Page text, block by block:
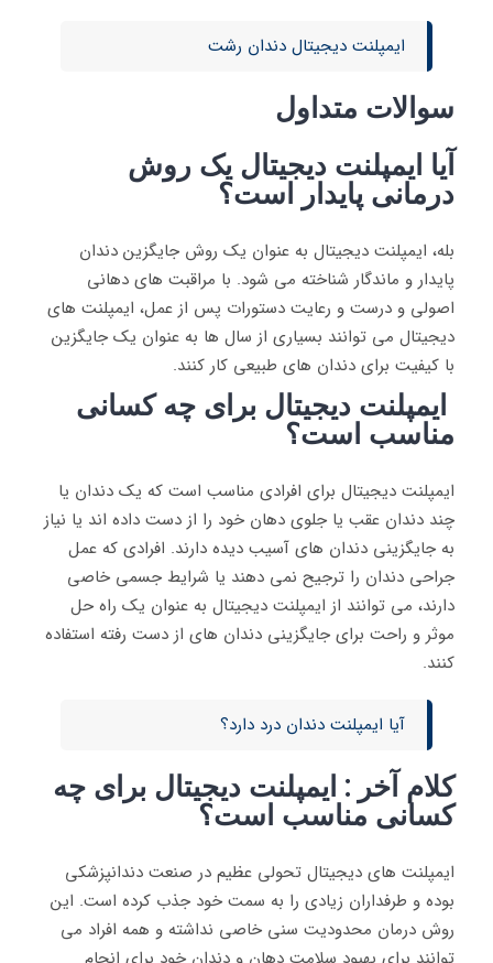
ایمپلنت دیجیتال دندان رشت
سوالات متداول
آیا ایمپلنت دیجیتال یک روش
درمانی پایدار است؟
بله، ایمپلنت دیجیتال به عنوان یک روش جایگزین دندان
پایدار و ماندگار شناخته می‌ شود. با مراقبت‌ های دهانی
اصولی و درست و رعایت دستورات پس از عمل، ایمپلنت‌ های
دیجیتال می‌ توانند بسیاری از سال‌ ها به عنوان یک جایگزین
با کیفیت برای دندان‌ های طبیعی کار کنند.
ایمپلنت دیجیتال برای چه کسانی
مناسب است؟
ایمپلنت دیجیتال برای افرادی مناسب است که یک دندان یا
چند دندان عقب یا جلوی دهان خود را از دست داده اند یا نیاز
به جایگزینی دندان‌ های آسیب‌ دیده دارند. افرادی که عمل
جراحی دندان را ترجیح نمی‌ دهند یا شرایط جسمی خاصی
دارند، می‌ توانند از ایمپلنت دیجیتال به عنوان یک راه حل
موثر و راحت برای جایگزینی دندان‌ های از دست رفته استفاده
کنند.
آیا ایمپلنت دندان درد دارد؟
کلام آخر : ایمپلنت دیجیتال برای چه
کسانی مناسب است؟
ایمپلنت های دیجیتال تحولی عظیم در صنعت دندانپزشکی
بوده و طرفداران زیادی را به سمت خود جذب کرده است. این
روش درمان محدودیت سنی خاصی نداشته و همه افراد می